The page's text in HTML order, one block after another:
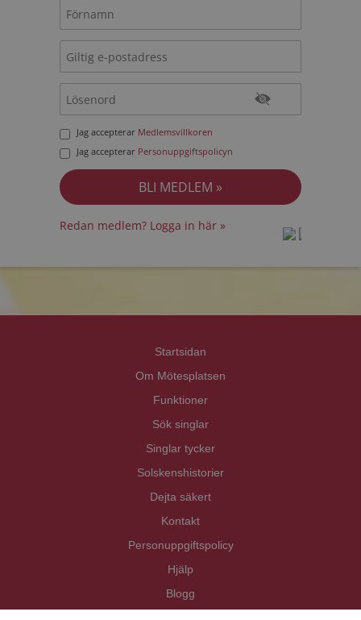
Jag accepterar Medlemsvillkoren
Jag accepterar Personuppgiftspolicyn
Redan medlem? Logga in här »
Startsidan
Om Mötesplatsen
Funktioner
Sök singlar
Singlar tycker
Solskenshistorier
Dejta säkert
Kontakt
Personuppgiftspolicy
Hjälp
Blogg